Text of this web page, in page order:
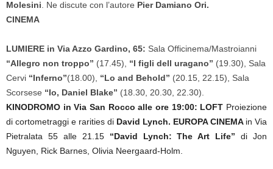
Molesini . Ne discute con l’autore Pier Damiano Ori.
CINEMA
LUMIERE in Via Azzo Gardino, 65: Sala Officinema/Mastroianni
“Allegro non troppo” (17.45), “I figli dell uragano” (19.30), Sala
Cervi “Inferno”(18.00), “Lo and Behold” (20.15, 22.15), Sala
Scorsese “Io, Daniel Blake” (18.30, 20.30, 22.30).
KINODROMO in Via San Rocco alle ore 19:00: LOFT Proiezione
di cortometraggi e rarities di David Lynch. EUROPA CINEMA in Via
Pietralata 55 alle 21.15“David Lynch: The Art Life”di Jon
Nguyen, Rick Barnes, Olivia Neergaard-Holm.